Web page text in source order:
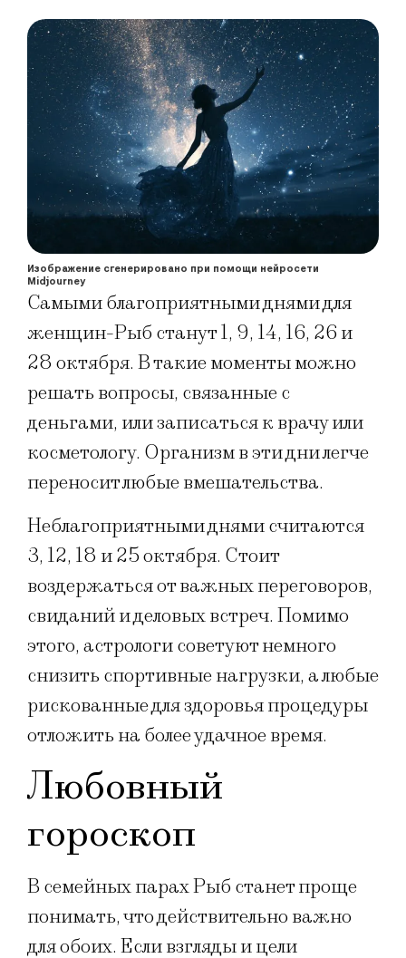
Изображение сгенерировано при помощи нейросети
Midjourney
Самыми благоприятными днями для
женщин-Рыб станут 1, 9, 14, 16, 26 и
28 октября. В такие моменты можно
решать вопросы, связанные с
деньгами, или записаться к врачу или
косметологу. Организм в эти дни легче
переносит любые вмешательства.
Неблагоприятными днями считаются
3, 12, 18 и 25 октября. Стоит
воздержаться от важных переговоров,
свиданий и деловых встреч. Помимо
этого, астрологи советуют немного
снизить спортивные нагрузки, а любые
рискованные для здоровья процедуры
отложить на более удачное время.
Любовный
гороскоп
В семейных парах Рыб станет проще
понимать, что действительно важно
для обоих. Если взгляды и цели